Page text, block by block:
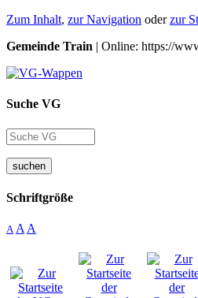
Zum Inhalt, zur Navigation oderzur
Gemeinde Train | Online: https://
Suche VG
suchen
Schriftgröße
A A A